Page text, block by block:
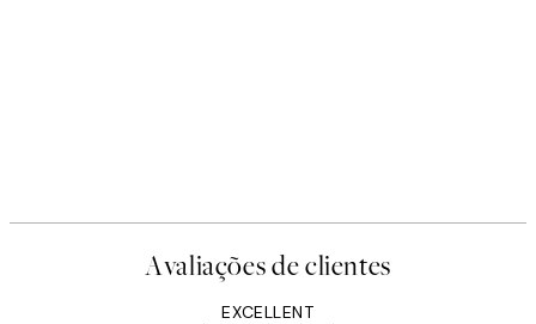
Avaliações de clientes
EXCELLENT